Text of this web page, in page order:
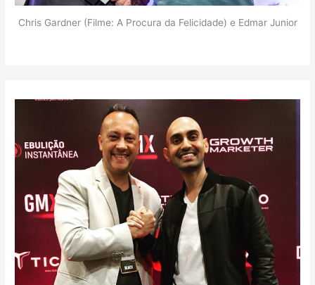
Chris Gardner (Filme: A Procura da Felicidade) e Edmar Junior